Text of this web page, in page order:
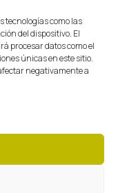
tecnologías como las
del dispositivo. El
procesar datos como el
únicas en este sitio.
negativamente a
reservados.